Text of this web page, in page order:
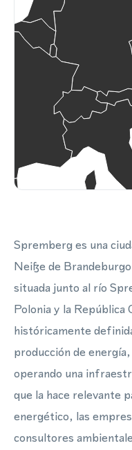
Spremberg es una
Neiße de
situada junto al río
Polonia y la República
históricamente
producción de
operando una
que la hace relevante
energético, las
consultores